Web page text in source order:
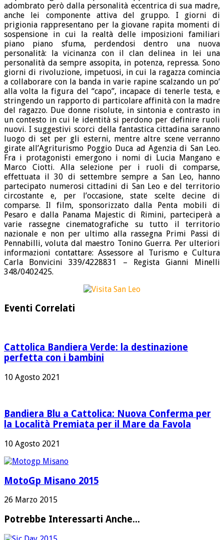
adombrato però dalla personalità eccentrica di sua madre,
anche lei componente attiva del gruppo. I giorni di
prigionia rappresentano per la giovane rapita momenti di
sospensione in cui la realtà delle imposizioni familiari
piano piano sfuma, perdendosi dentro una nuova
personalità: la vicinanza con il clan delinea in lei una
personalità da sempre assopita, in potenza, repressa. Sono
giorni di rivoluzione, impetuosi, in cui la ragazza comincia
a collaborare con la banda in varie rapine scalzando un po’
alla volta la figura del “capo”, incapace di tenerle testa, e
stringendo un rapporto di particolare affinità con la madre
del ragazzo. Due donne risolute, in sintonia e contrasto in
un contesto in cui le identità si perdono per definire ruoli
nuovi. I suggestivi scorci della fantastica cittadina saranno
luogo di set per gli esterni, mentre altre scene verranno
girate all’Agriturismo Poggio Duca ad Agenzia di San Leo.
Fra i protagonisti emergono i nomi di Lucia Mangano e
Marco Ciotti. Alla selezione per i ruoli di comparse,
effettuata il 30 di settembre sempre a San Leo, hanno
partecipato numerosi cittadini di San Leo e del territorio
circostante e, per l’occasione, state scelte decine di
comparse. Il film, sponsorizzato dalla Penta mobili di
Pesaro e dalla Panama Majestic di Rimini, parteciperà a
varie rassegne cinematografiche su tutto il territorio
nazionale e non per ultimo alla rassegna Primi Passi di
Pennabilli, voluta dal maestro Tonino Guerra. Per ulteriori
informazioni contattare: Assessore al Turismo e Cultura
Carla Bonvicini 339/4228831 – Regista Gianni Minelli
348/0402425.
Eventi Correlati
Cattolica Bandiera Verde: la destinazione
perfetta con i bambini
10 Agosto 2021
Bandiera Blu a Cattolica: Nuova Conferma per
la Località Premiata per il Mare da Favola
10 Agosto 2021
MotoGp Misano 2015
26 Marzo 2015
Potrebbe Interessarti Anche...